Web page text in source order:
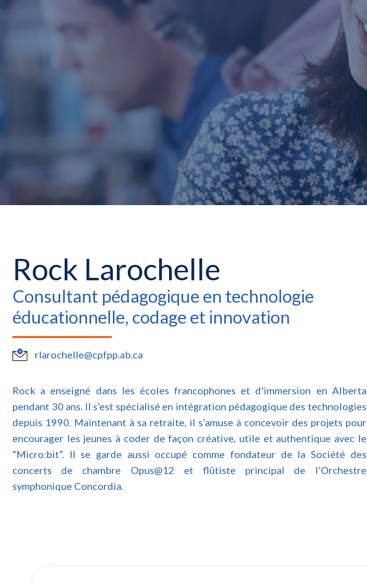
Rock Larochelle
Consultant pédagogique en technologie
éducationnelle, codage et innovation
rlarochelle@cpfpp.ab.ca
Rock a enseigné dans les écoles francophones et d'immersion en Alberta
pendant 30 ans. Il s’est spécialisé en intégration pédagogique des technologies
depuis 1990. Maintenant à sa retraite, il s’amuse à concevoir des projets pour
encourager les jeunes à coder de façon créative, utile et authentique avec le
“Micro:bit”. Il se garde aussi occupé comme fondateur de la Société des
concerts de chambre Opus@12 et flûtiste principal de l’Orchestre
symphonique Concordia.